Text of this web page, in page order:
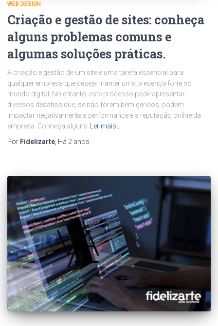
WEB DESIGN
Criação e gestão de sites: conheça
alguns problemas comuns e
algumas soluções práticas.
A criação e gestão de um site é uma tarefa essencial para
qualquer empresa que deseja manter uma presença forte no
mundo digital. No entanto, este processo pode apresentar
diversos desafios que, se não forem bem geridos, podem
impactar negativamente a performance e a reputação online da
empresa. Conheça alguns
Ler mais…
Por Fidelizarte , Há 2 anos